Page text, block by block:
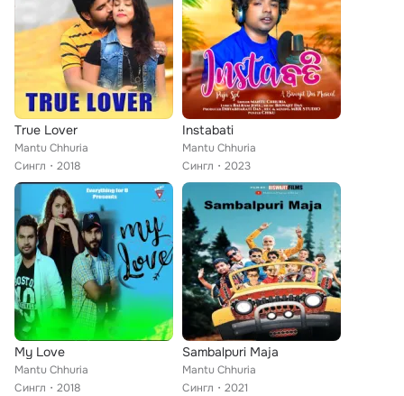
True Lover
Mantu Chhuria
Сингл
2018
Instabati
Mantu Chhuria
Сингл
2023
My Love
Mantu Chhuria
Сингл
2018
Sambalpuri Maja
Mantu Chhuria
Сингл
2021